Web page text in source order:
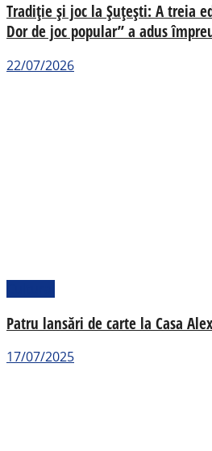
Tradiție și joc la Șuțești: A treia
Dor de joc popular” a adus
22/07/2026
Patru lansări de carte la Casa
17/07/2025